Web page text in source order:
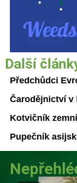
Další
Předchůdci
Čarodějnictví v
Kotvičník
Pupečník